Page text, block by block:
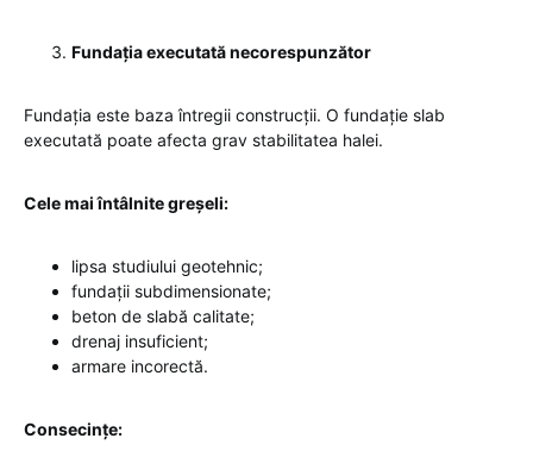
Fundația executată necorespunzător
Fundația este baza întregii construcții. O fundație slab
executată poate afecta grav stabilitatea halei.
Cele mai întâlnite greșeli:
lipsa studiului geotehnic;
fundații subdimensionate;
beton de slabă calitate;
drenaj insuficient;
armare incorectă.
Consecințe: